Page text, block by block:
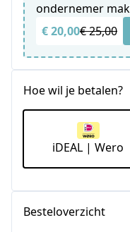
ondernemer
€ 20,00€ 25,00
Hoe wil je betalen?
iDEAL | Wero
Besteloverzicht